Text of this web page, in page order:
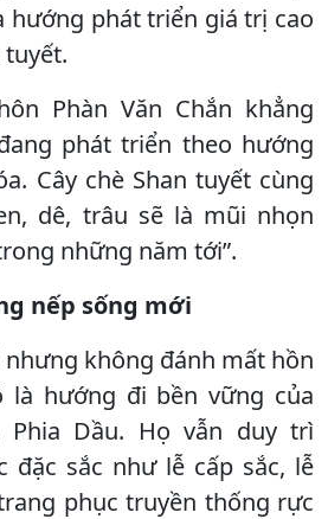
hướng phát triển giá trị cao
tuyết.
Phàn Văn Chắn khẳng
phát triển theo hướng
Cây chè Shan tuyết cùng
dê, trâu sẽ là mũi nhọn
những năm tới”.
nếp sống mới
không đánh mất hồn
là hướng đi bền vững của
Dầu. Họ vẫn duy trì
đặc sắc như lễ cấp sắc, lễ
phục truyền thống rực